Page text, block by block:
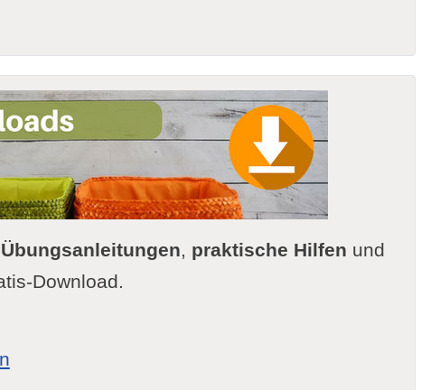
Übungsanleitungen, praktische Hilfen und
Download.